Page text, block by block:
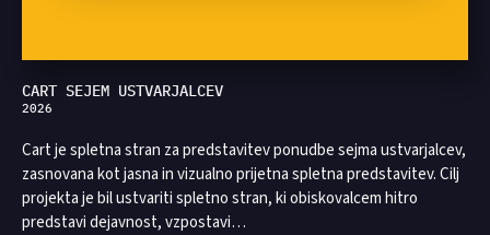
CART SEJEM USTVARJALCEV
2026
Cart je spletna stran za predstavitev ponudbe sejma ustvarjalcev,
zasnovana kot jasna in vizualno prijetna spletna predstavitev. Cilj
projekta je bil ustvariti spletno stran, ki obiskovalcem hitro
predstavi dejavnost, vzpostavi…